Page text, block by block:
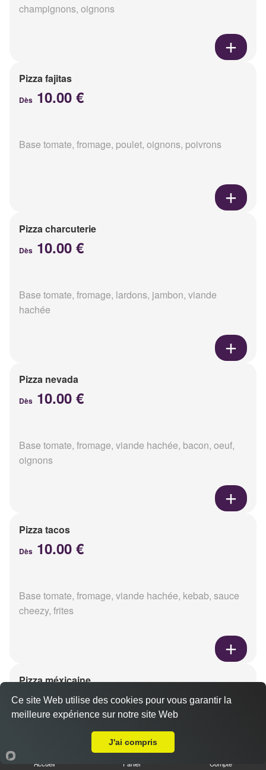
champignons, oignons
Pizza fajitas
Dès 10.00 €
Base tomate, fromage, poulet, oignons, poivrons
Pizza charcuterie
Dès 10.00 €
Base tomate, fromage, lardons, jambon, viande
hachée
Pizza nevada
Dès 10.00 €
Base tomate, fromage, viande hachée, bacon, oeuf,
oignons
Pizza tacos
Dès 10.00 €
Base tomate, fromage, viande hachée, kebab, sauce
cheezy, frites
Pizza méxicaine
Dès10.00 €
Base sauce barbecue, fromage, viande hachée,
chorizo, poivrons
Accueil Panier Compte
Ce site Web utilise des cookies pour vous garantir la
meilleure expérience sur notre site Web
J'ai compris